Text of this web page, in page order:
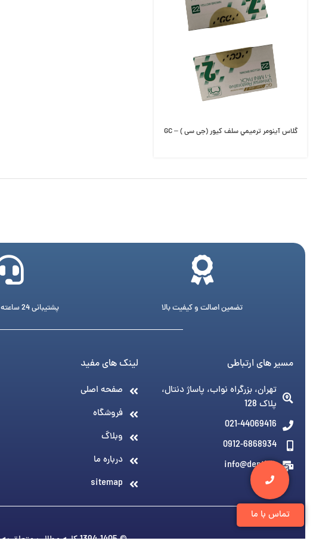
گلاس آينومر ترميمي سلف كيور (جی سی ) – GC
تماس با ما
تضمین اصالت و کیفیت بالا پشتیبانی 24 ساعته در 7 روز هفته
مسیر های ارتباطی
تهران، بزرگراه نواب، پاساژ دنتال،
پلاک 128
021-44069416
0912-6868934
info@denti.ir
لینک های مفید
صفحه اصلی
فروشگاه
وبلاگ
درباره ما
sitemap
© 1394-1405 کلیه مطالب متعلق به